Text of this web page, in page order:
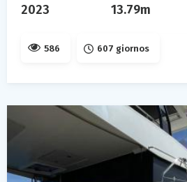
2023 13.79m
586 607 giornos